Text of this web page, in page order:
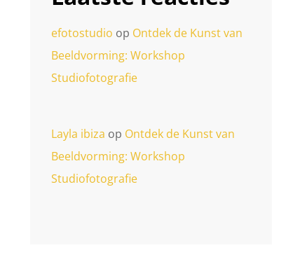
efotostudio op Ontdek de Kunst van
Beeldvorming: Workshop
Studiofotografie
Layla ibiza op Ontdek de Kunst van
Beeldvorming: Workshop
Studiofotografie